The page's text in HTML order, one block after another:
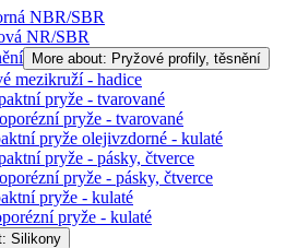
NBR/SBR
NR/SBR
More about: Pryžové profily, těsnění
mezikruží - hadice
pryže - tvarované
pryže - tvarované
pryže olejivzdorné - kulaté
pryže - pásky, čtverce
pryže - pásky, čtverce
pryže - kulaté
pryže - kulaté
Silikony